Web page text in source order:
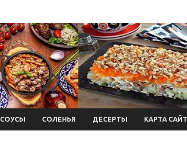
СОУСЫ СОЛЕНЬЯ ДЕСЕРТЫ КАРТА